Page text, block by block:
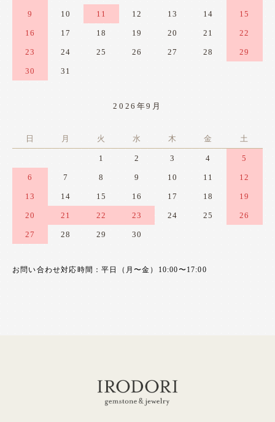
9 10 11 12 13 14 15
16 17 18 19 20 21 22
23 24 25 26 27 28 29
30 31
2026年9月
日 月 火 水 木 金 土
1 2 3 4 5
6 7 8 9 10 11 12
13 14 15 16 17 18 19
20 21 22 23 24 25 26
27 28 29 30
お問い合わせ対応時間：平日（月〜金）10:00〜17:00